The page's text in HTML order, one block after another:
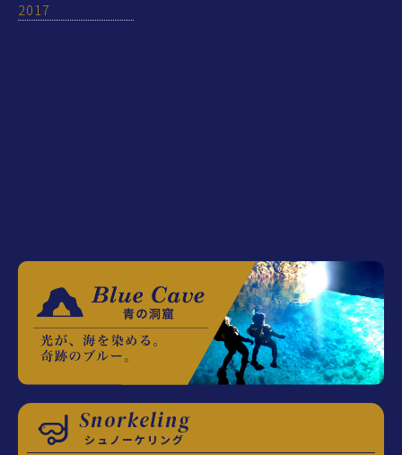
2017
Snorkeling
シュノーケリング